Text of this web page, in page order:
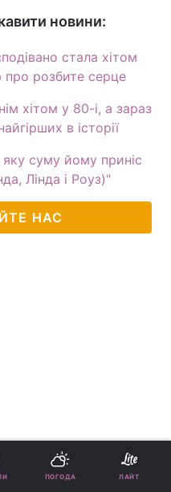
новини:
стала хітом
про розбите серце
хітом у 80-і, а зараз
в історії
яку суму йому приніс
Лінда і Роуз)"
НАС
ПОГОДА ЛАЙТ